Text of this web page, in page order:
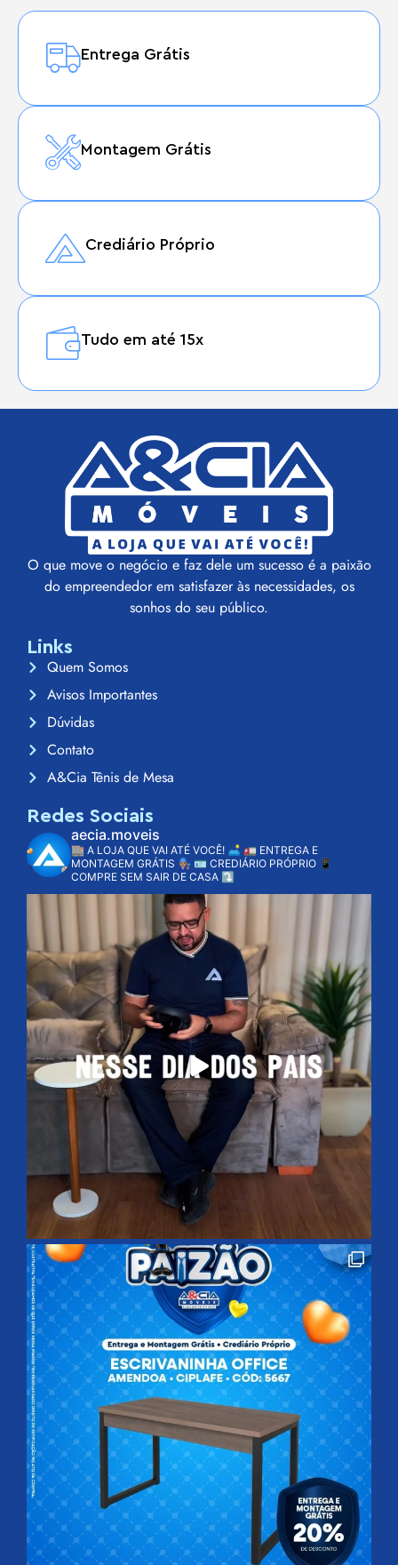
Entrega Grátis
Montagem Grátis
Crediário Próprio
Tudo em até 15x
O que move o negócio e faz dele um sucesso é a paixão
do empreendedor em satisfazer às necessidades, os
sonhos do seu público.
Links
Quem Somos
Avisos Importantes
Dúvidas
Contato
A&Cia Tênis de Mesa
Redes Sociais
aecia.moveis
🏬 A LOJA QUE VAI ATÉ VOCÊ! 🛋️ 🚛 ENTREGA E
MONTAGEM GRÁTIS 👨🏽‍🔧 🪪 CREDIÁRIO PRÓPRIO 📱
COMPRE SEM SAIR DE CASA ⤵️